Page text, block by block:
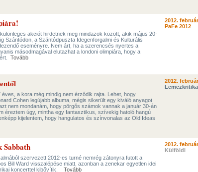
akciót hirdetnek meg mindazok között, akik május 20-
Szántódon, a Szántódpuszta Idegenforgalmi és Kulturális
eseményre. Nem árt, ha a szerencsés nyertes a
másodmagával elutazhat a londoni olimpiára, hogy a
Tovább
2012.
PaFe 2012
a kora még mindig nem érződik rajta. Lehet, hogy
Cohen legújabb albuma, mégis sikerült egy kiváló anyagot
nem mondanám, hogy pörgős számok vannak a január 30-án
éreztem úgy, mintha egy fantasztikus, szívekig hatoló hangú
kijelentem, hogy hangulatos és színvonalas az Old Ideas
2012.
Lemezkritika
Sabbath
szervezett 2012-es turné nemrég zátonyra futott a
Bill Ward visszalépése miatt, azonban a zenekar egyetlen idei
koncerttel kibővítik. Tovább
2012.
Külföldi